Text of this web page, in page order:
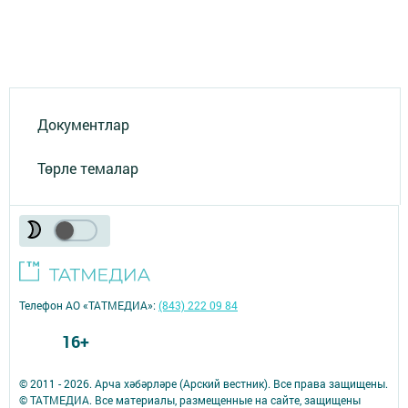
Документлар
Төрле темалар
© 2011 - 2026. Арча хәбәрләре (Арский вестник). Все права защищены.
© ТАТМЕДИА. Все материалы, размещенные на сайте, защищены
Телефон АО «ТАТМЕДИА»:(843) 222 09 84
16+